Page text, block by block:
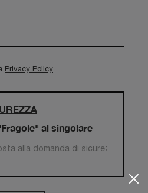
Privacy Policy
al singolare